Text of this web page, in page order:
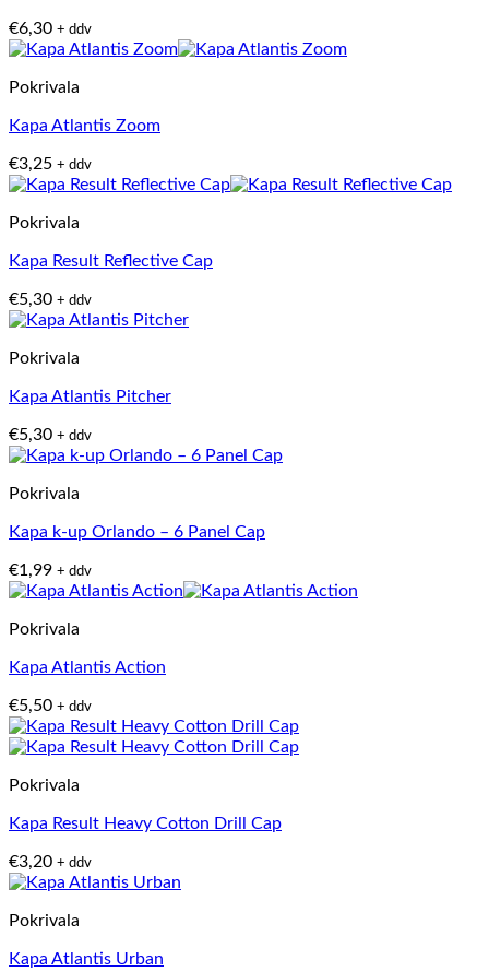
€6,30 + ddv
Pokrivala
Kapa Atlantis Zoom
€3,25 + ddv
Pokrivala
Kapa Result Reflective Cap
€5,30 + ddv
Pokrivala
Kapa Atlantis Pitcher
€5,30 + ddv
Pokrivala
Kapa k-up Orlando – 6 Panel Cap
€1,99 + ddv
Pokrivala
Kapa Atlantis Action
€5,50 + ddv
Pokrivala
Kapa Result Heavy Cotton Drill Cap
€3,20 + ddv
Pokrivala
Kapa Atlantis Urban